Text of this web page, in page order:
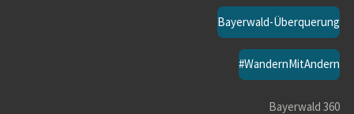
Bayerwald-Überquerung
#WandernMitAndern
Bayerwald 360